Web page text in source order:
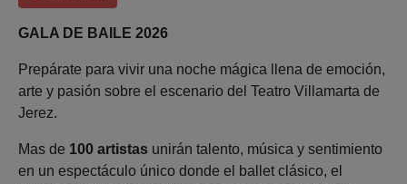
GALA DE BAILE 2026
Prepárate para vivir una noche mágica llena de emoción,
arte y pasión sobre el escenario del Teatro Villamarta de
Jerez.
Mas de 100 artistas unirán talento, música y sentimiento
en un espectáculo único donde el ballet clásico, el